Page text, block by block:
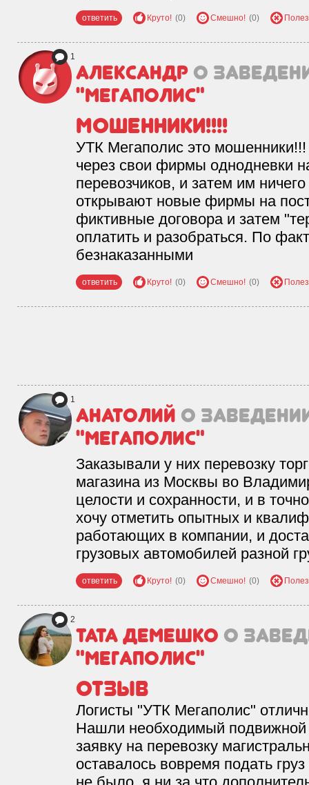
ответить Круто! (0) Смешно! (0)
1
Александр о
"Мегаполис"
Мошенники!!!!
УТК Мегаполис это мошенники!!!
через свои фирмы однодневки
перевозчиков, и затем им
открывают новые фирмы на
фиктивные договора и затем
оплатить и разобраться. По
безнаказанными
ответить Круто! (0) Смешно! (0)
1
Анатолий о
"Мегаполис"
Заказывали у них перевозку
магазина из Москвы во
целости и сохранности, и в
хочу отметить опытных и
работающих в компании, и
грузовых автомобилей разной
ответить Круто! (0) Смешно! (0)
2
ТаТа Демешко о
"Мегаполис"
Отзыв
Логисты "УТК Мегаполис"
Нашли необходимый
заявку на перевозку
оставалось вовремя подать